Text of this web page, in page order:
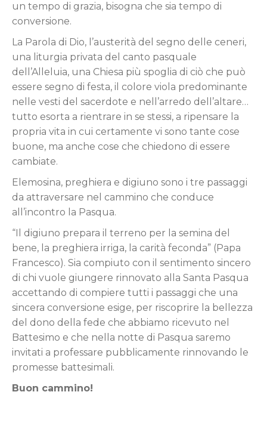
un tempo di grazia, bisogna che sia tempo di
conversione.
La Parola di Dio, l’austerità del segno delle ceneri,
una liturgia privata del canto pasquale
dell’Alleluia, una Chiesa più spoglia di ciò che può
essere segno di festa, il colore viola predominante
nelle vesti del sacerdote e nell’arredo dell’altare…
tutto esorta a rientrare in se stessi, a ripensare la
propria vita in cui certamente vi sono tante cose
buone, ma anche cose che chiedono di essere
cambiate.
Elemosina, preghiera e digiuno sono i tre passaggi
da attraversare nel cammino che conduce
all’incontro la Pasqua.
“Il digiuno prepara il terreno per la semina del
bene, la preghiera irriga, la carità feconda” (Papa
Francesco). Sia compiuto con il sentimento sincero
di chi vuole giungere rinnovato alla Santa Pasqua
accettando di compiere tutti i passaggi che una
sincera conversione esige, per riscoprire la bellezza
del dono della fede che abbiamo ricevuto nel
Battesimo e che nella notte di Pasqua saremo
invitati a professare pubblicamente rinnovando le
promesse battesimali.
Buon cammino!